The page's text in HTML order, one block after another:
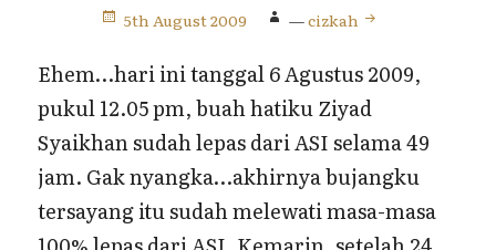
5th August 2009 —cizkah
Ehem…hari ini tanggal 6 Agustus 2009,
pukul 12.05 pm, buah hatiku Ziyad
Syaikhan sudah lepas dari ASI selama 49
jam. Gak nyangka…akhirnya bujangku
tersayang itu sudah melewati masa-masa